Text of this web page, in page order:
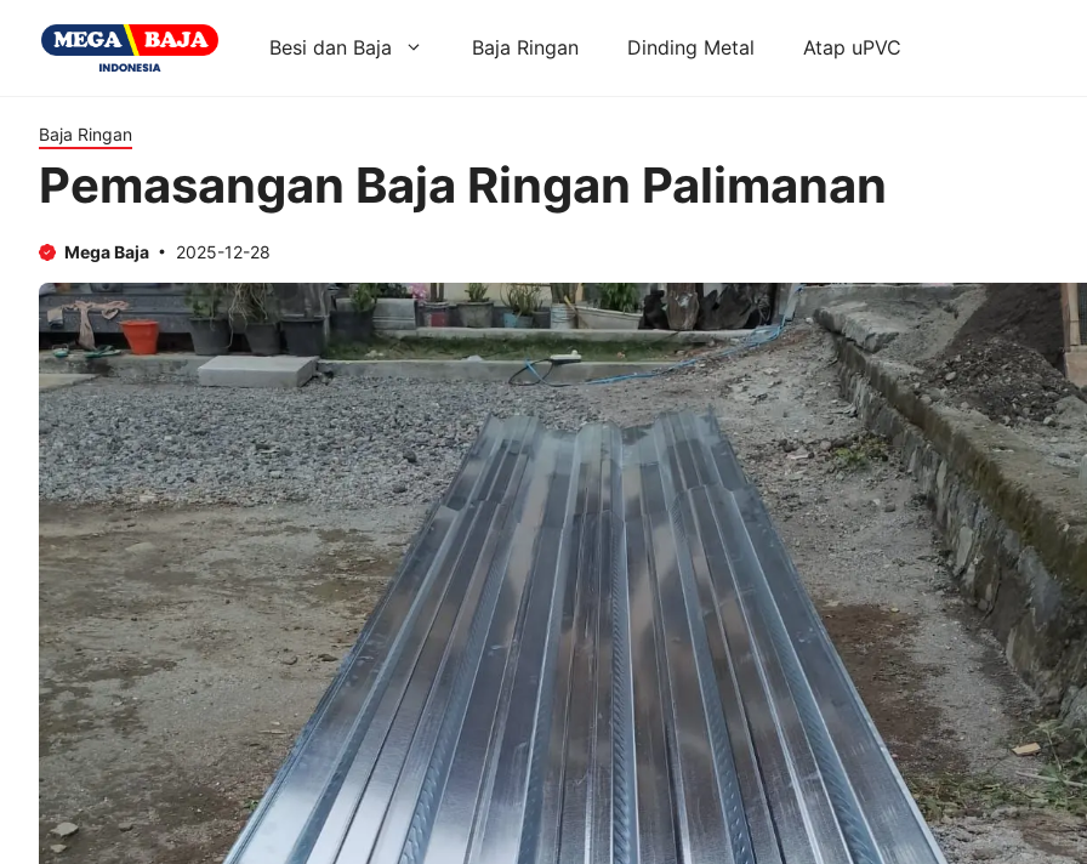
Besi dan Baja Baja Ringan Dinding Metal Atap uPVC
Baja Ringan
Pemasangan Baja Ringan Palimanan
Mega Baja 2025-12-28